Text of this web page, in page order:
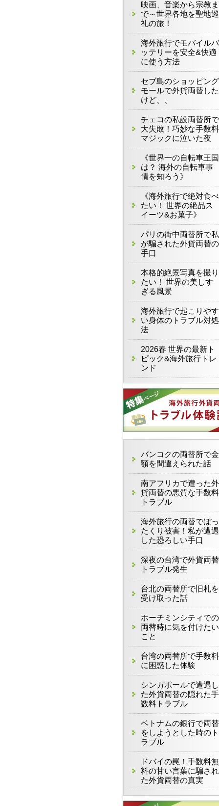
映画、音楽から宗教ま
で～世界各地を聖地巡
礼の旅！
海外旅行でモバイルバ
ッテリーを安全&快適
に使う方法
セブ島のショッピング
モールで外貨両替した
けど、、
チェコの私設両替所で
大失敗！巧妙な手数料
マジックに泣いた夜
《世界一の自転車王国
は？ 海外の自転車事
情を知ろう》
《海外旅行で絶対食べ
たい！ 世界の絶品ス
イーツ&お菓子》
パリの街中両替所で私
が騙された外貨両替の
手口
本格的絶景写真を撮り
たい！ 世界の美しす
ぎる風景
海外旅行で起こりやす
い身体のトラブル対処
法
2026春 世界の最新ト
ピック&海外旅行トレ
ンド
バンコクの両替所で金
額を間違えられた話
南アフリカで遭った外
貨両替の悪質な手数料
トラブル
海外旅行の両替でぼっ
たくり被害！私が遭遇
した恐ろしい手口
深夜の台湾で外貨両替
トラブル発生
台北の両替所で旧札を
受け取った話
ホーチミンシティでの
両替時に気を付けたい
こと
台湾の両替所で手数料
に困惑した体験
シンガポールで遭遇し
た外貨両替の隠れた手
数料トラブル
ベトナムの銀行で両替
をしようとした時のト
ラブル
ドバイの罠！手数料無
料の甘い言葉に騙され
た外貨両替の真実